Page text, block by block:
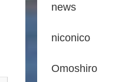
news
niconico
Omoshiro